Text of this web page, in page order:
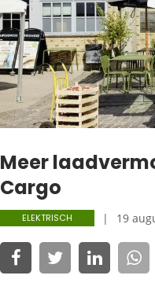
Meer
Cargo
ELEKTRISCH 19